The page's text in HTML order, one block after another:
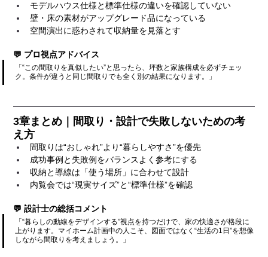
モデルハウス仕様と標準仕様の違いを確認していない
壁・床の素材がアップグレード品になっている
空間演出に惑わされて収納量を見落とす
💬 プロ視点アドバイス
「“この間取りを真似したい”と思ったら、坪数と家族構成を必ずチェッ
ク。条件が違うと同じ間取りでも全く別の結果になります。」
3章まとめ｜間取り・設計で失敗しないための考
え方
間取りは“おしゃれ”より“暮らしやすさ”を優先
成功事例と失敗例をバランスよく参考にする
収納と導線は「使う場所」に合わせて設計
内覧会では“現実サイズ”と“標準仕様”を確認
💬 設計士の総括コメント
「“暮らしの動線をデザインする”視点を持つだけで、家の快適さが格段に
上がります。マイホーム計画中の人こそ、図面ではなく“生活の1日”を想像
しながら間取りを考えましょう。」